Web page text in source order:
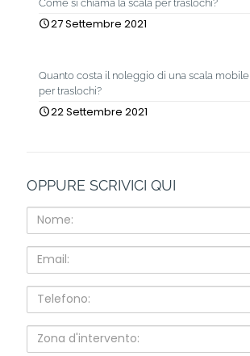
Come si chiama la scala per traslochi?
27 Settembre 2021
Quanto costa il noleggio di una scala mobile
per traslochi?
22 Settembre 2021
OPPURE SCRIVICI QUI
Nome:
Email:
Telefono:
Zona
d'intervento: